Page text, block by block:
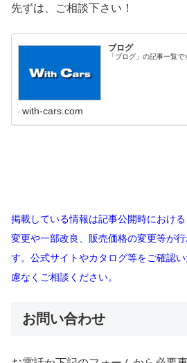
先ずは、ご相談下さい！
ブログ
「ブログ」の記事一覧で
with-cars.com
掲載している情報は記事公開時におけ
変更や一部改良、販売価格の変更等が
す。公式サイトやカタログ等をご確認
慮なくご相談ください。
お問い合わせ